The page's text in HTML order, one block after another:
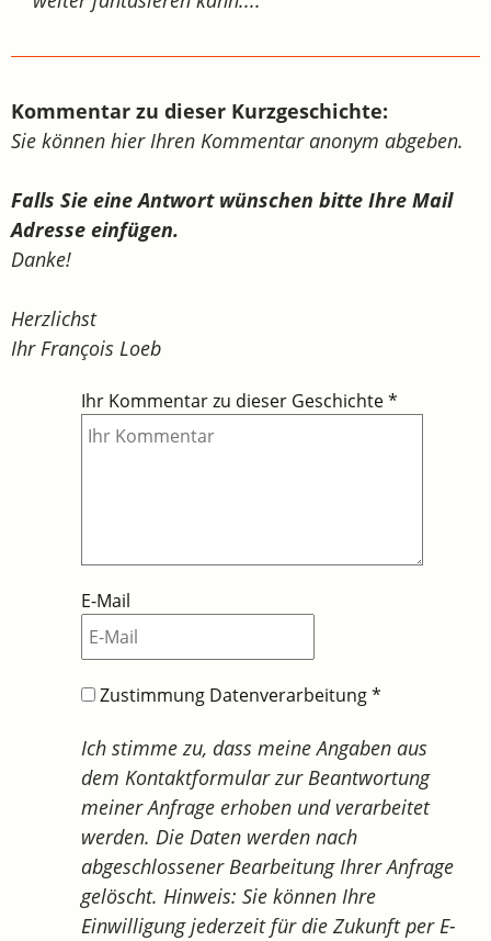
Kommentar zu dieser Kurzgeschichte:
Sie können hier Ihren Kommentar anonym abgeben.
Falls Sie eine Antwort wünschen bitte Ihre Mail
Adresse einfügen.
Danke!
Herzlichst
Ihr François Loeb
Ihr Kommentar zu dieser Geschichte*
E-Mail
Zustimmung Datenverarbeitung*
Ich stimme zu, dass meine Angaben aus
dem Kontaktformular zur Beantwortung
meiner Anfrage erhoben und verarbeitet
werden. Die Daten werden nach
abgeschlossener Bearbeitung Ihrer Anfrage
gelöscht. Hinweis: Sie können Ihre
Einwilligung jederzeit für die Zukunft per E-